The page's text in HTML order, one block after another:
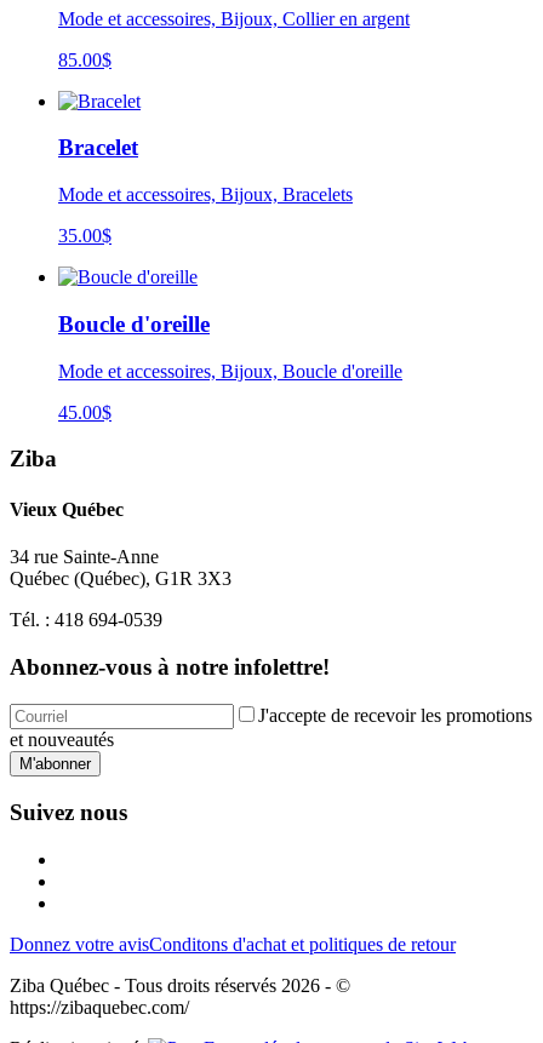
Mode et accessoires, Bijoux, Collier en argent
85.00$
Bracelet
Mode et accessoires, Bijoux, Bracelets
35.00$
Boucle d'oreille
Mode et accessoires, Bijoux, Boucle d'oreille
45.00$
Ziba
Vieux Québec
34 rue Sainte-Anne
Québec (Québec), G1R 3X3
Tél. : 418 694-0539
Abonnez-vous à notre infolettre!
J'accepte de recevoir les promotions
et nouveautés
M'abonner
Suivez nous
Donnez votre avisConditons d'achat et politiques de retour
Ziba Québec - Tous droits réservés 2026 - ©
https://zibaquebec.com/